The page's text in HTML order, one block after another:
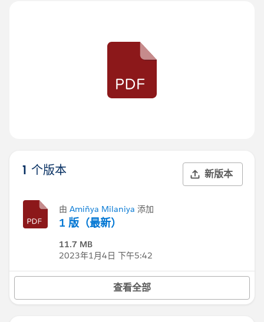
1 个版本 新版本
由 Amiñya Milaniya 添加
1 版（最新）
11.7 MB
2023年1月4日 下午5:42
查看全部